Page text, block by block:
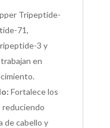
Tripeptide-
71,
3 y
en
Fortalece los
reduciendo
de cabello y